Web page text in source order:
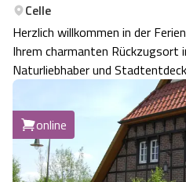
Urlaub auf
Urlaub
Last
Wildpark
Wildpark
Otter
Wildpark
Veranstaltungen &
Celle
Herzlich willkommen in der
Ihrem charmanten Rückzugsort
Naturliebhaber und
online